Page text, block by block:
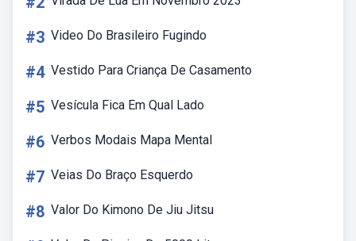
#3 Video Do Brasileiro Fugindo
#4 Vestido Para Criança De Casamento
#5 Vesícula Fica Em Qual Lado
#6 Verbos Modais Mapa Mental
#7 Veias Do Braço Esquerdo
#8 Valor Do Kimono De Jiu Jitsu